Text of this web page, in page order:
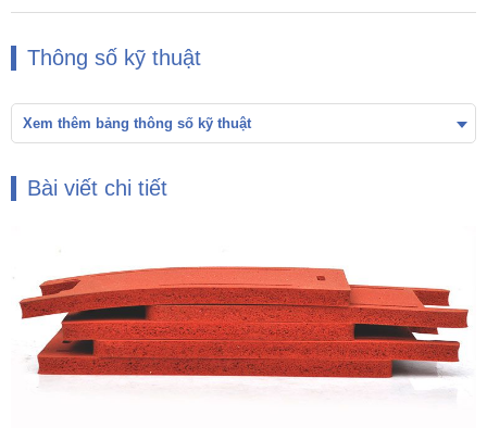
Thông số kỹ thuật
Xem thêm bảng thông số kỹ thuật
Bài viết chi tiết